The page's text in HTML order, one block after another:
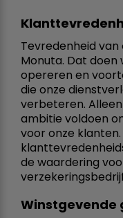
Tevredenheid
Monuta. Dat
opereren en
die onze
verbeteren.
ambitie voldoen
voor onze klanten.
de waardering
Winstgevende